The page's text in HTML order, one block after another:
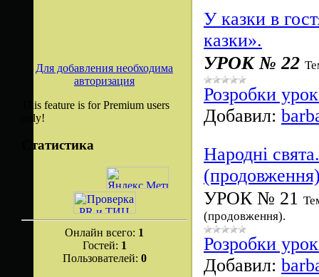
Для добавления необходима
авторизация
This feature is for Premium users
only!
Статистика
Онлайн всего: 1
Гостей: 1
Пользователей: 0
У казки в
казки».
УРОК № 22
Розробки
Добавил:
Народні
УРОК № 21
(продовження).
Розробки
Добавил: